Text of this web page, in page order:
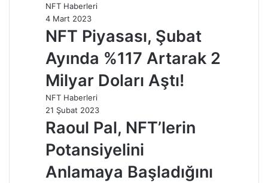
NFT Haberleri
4 Mart 2023
NFT Piyasası, Şubat
Ayında %117 Artarak 2
Milyar Doları Aştı!
NFT Haberleri
21 Şubat 2023
Raoul Pal, NFT’lerin
Potansiyelini
Anlamaya Başladığını